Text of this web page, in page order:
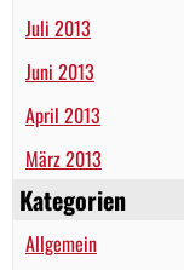
Juli 2013
Juni 2013
April 2013
März 2013
Kategorien
Allgemein